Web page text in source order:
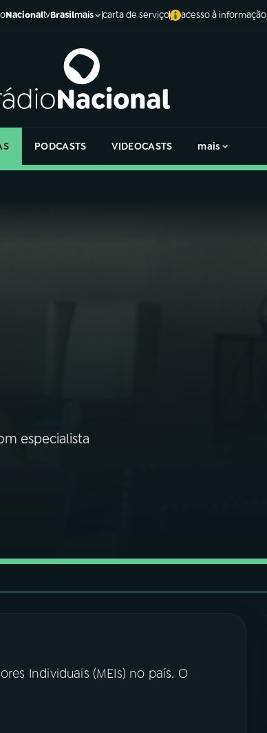
NacionaltvBrasilmais carta de serviço acesso à informação
PODCASTS VIDEOCASTS mais
especialista
Individuais (MEIs) no país. O